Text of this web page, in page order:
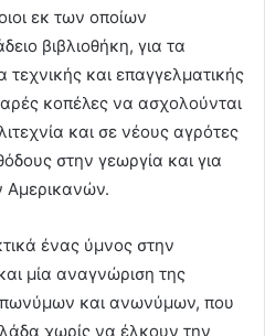
εκ των οποίων
βιβλιοθήκη, για τα
τεχνικής και επαγγελματικής
κοπέλες να ασχολούνται
και σε νέους αγρότες
στην γεωργία και για
Αμερικανών.
ένας ύμνος στην
μία αναγνώριση της
και ανωνύμων, που
χωρίς να έλκουν την